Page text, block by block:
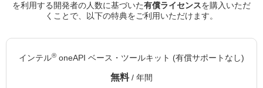
を利用する開発者の人数に基づいた有償ライセンスを購入いただ
くことで、以下の特典をご利用いただけます。
インテル® oneAPI ベース・ツールキット (有償サポートなし)
無料/ 年間